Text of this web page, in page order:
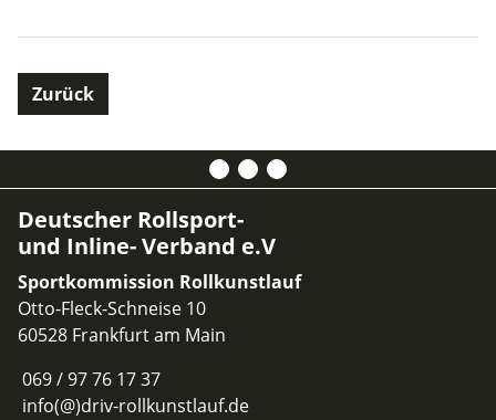
Zurück
Deutscher Rollsport-
und Inline- Verband e.V
Sportkommission Rollkunstlauf
Otto-Fleck-Schneise 10
60528 Frankfurt am Main
069 / 97 76 17 37
info(@)driv-rollkunstlauf.de